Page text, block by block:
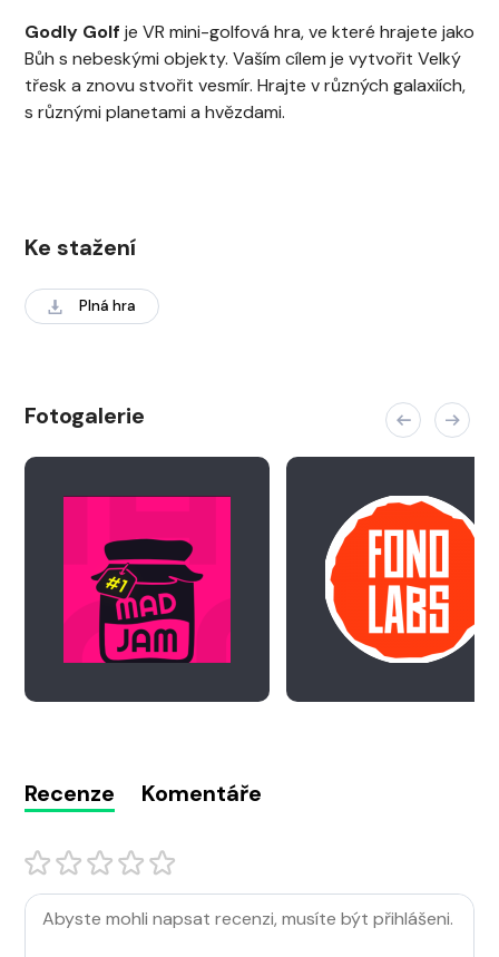
Godly Golf je VR mini-golfová hra, ve které hrajete jako
Bůh s nebeskými objekty. Vaším cílem je vytvořit Velký
třesk a znovu stvořit vesmír. Hrajte v různých galaxiích,
s různými planetami a hvězdami.
Ke stažení
Plná hra
Fotogalerie
Recenze Komentáře